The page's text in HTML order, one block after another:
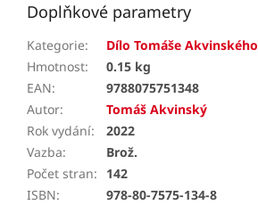
Doplňkové parametry
Kategorie: Dílo Tomáše Akvinského
Hmotnost:
0.15 kg
EAN:
9788075751348
Autor:
Tomáš Akvinský
Rok vydání:
2022
Vazba:
Brož.
Počet stran:
142
ISBN:
978-80-7575-134-8